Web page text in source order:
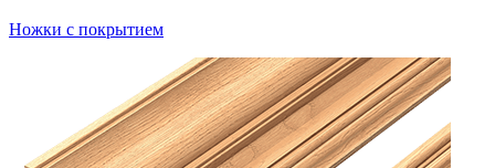
Ножки с покрытием